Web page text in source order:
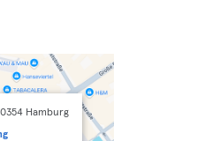
Hamburg